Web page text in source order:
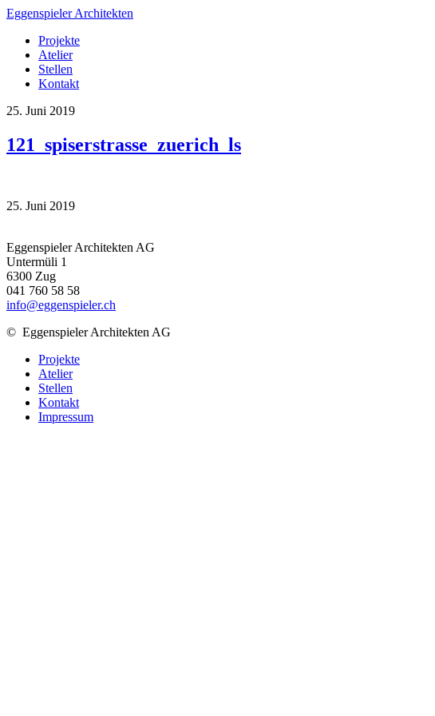
Eggenspieler Architekten
Projekte
Atelier
Stellen
Kontakt
25. Juni 2019
121_spiserstrasse_zuerich_ls
25. Juni 2019
Eggenspieler Architekten AG
Untermüli 1
6300 Zug
041 760 58 58
info@eggenspieler.ch
© Eggenspieler Architekten AG
Projekte
Atelier
Stellen
Kontakt
Impressum